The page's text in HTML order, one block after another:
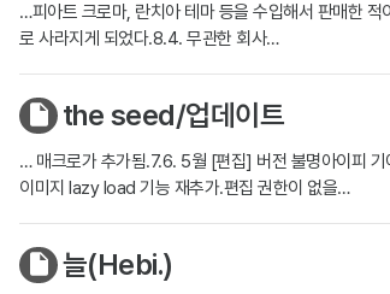
…피아트 크로마, 란치아 테마 등을 수입해서 판매한
로 사라지게 되었다.8.4. 무관한 회사…
the seed/업데이트
… 매크로가 추가됨.7.6. 5월 [편집] 버전 불명아이피
이미지 lazy load 기능 재추가.편집 권한이 없을…
늘(Hebi.)